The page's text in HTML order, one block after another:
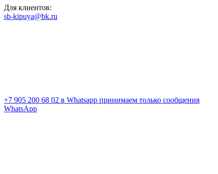
Для клиентов:
sb-kipuya@bk.ru
+7 905 200 68 02 в Whatsapp принимаем только сообщения
WhatsApp